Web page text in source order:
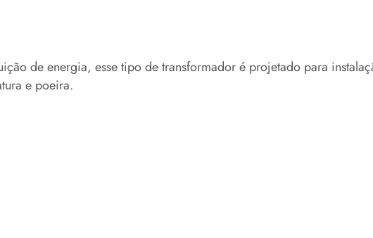
de energia, esse tipo de transformador é projetado para
e poeira.